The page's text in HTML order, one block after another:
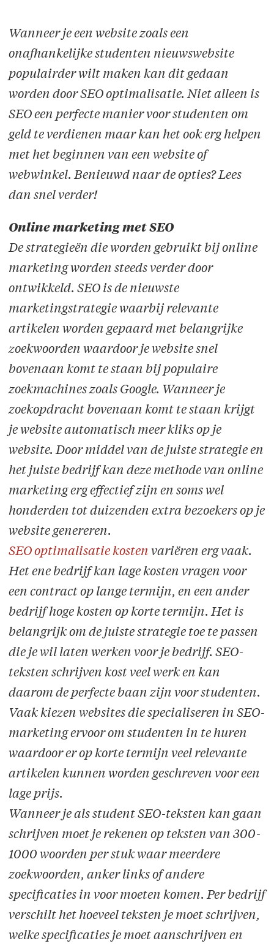
Wanneer je een website zoals een
onafhankelijke studenten nieuwswebsite
populairder wilt maken kan dit gedaan
worden door SEO optimalisatie. Niet alleen is
SEO een perfecte manier voor studenten om
geld te verdienen maar kan het ook erg helpen
met het beginnen van een website of
webwinkel. Benieuwd naar de opties? Lees
dan snel verder!
Online marketing met SEO
De strategieën die worden gebruikt bij online
marketing worden steeds verder door
ontwikkeld. SEO is de nieuwste
marketingstrategie waarbij relevante
artikelen worden gepaard met belangrijke
zoekwoorden waardoor je website snel
bovenaan komt te staan bij populaire
zoekmachines zoals Google. Wanneer je
zoekopdracht bovenaan komt te staan krijgt
je website automatisch meer kliks op je
website. Door middel van de juiste strategie en
het juiste bedrijf kan deze methode van online
marketing erg effectief zijn en soms wel
honderden tot duizenden extra bezoekers op je
website genereren.
SEO optimalisatie kosten variëren erg vaak.
Het ene bedrijf kan lage kosten vragen voor
een contract op lange termijn, en een ander
bedrijf hoge kosten op korte termijn. Het is
belangrijk om de juiste strategie toe te passen
die je wil laten werken voor je bedrijf. SEO-
teksten schrijven kost veel werk en kan
daarom de perfecte baan zijn voor studenten.
Vaak kiezen websites die specialiseren in SEO-
marketing ervoor om studenten in te huren
waardoor er op korte termijn veel relevante
artikelen kunnen worden geschreven voor een
lage prijs.
Wanneer je als student SEO-teksten kan gaan
schrijven moet je rekenen op teksten van 300-
1000 woorden per stuk waar meerdere
zoekwoorden, anker links of andere
specificaties in voor moeten komen. Per bedrijf
verschilt het hoeveel teksten je moet schrijven,
welke specificaties je moet aanschrijven en